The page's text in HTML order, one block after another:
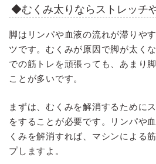
◆むくみ太りならストレッチ
脚はリンパや血液の流れが滞りや
ツです。むくみが原因で脚が太く
での筋トレを頑張っても、あまり
ことが多いです。
まずは、むくみを解消するために
をすることが必要です。リンパや
くみを解消すれば、マシンによる
プしますよ。